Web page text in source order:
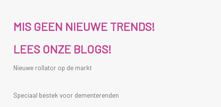
MIS GEEN NIEUWE TRENDS!
LEES ONZE BLOGS!
Nieuwe rollator op de markt
Speciaal bestek voor dementerenden